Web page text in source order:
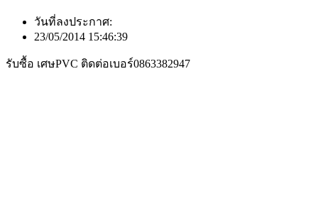
วันที่ลงประกาศ:
23/05/2014 15:46:39
รับซื้อ เศษPVC ติดต่อเบอร์0863382947